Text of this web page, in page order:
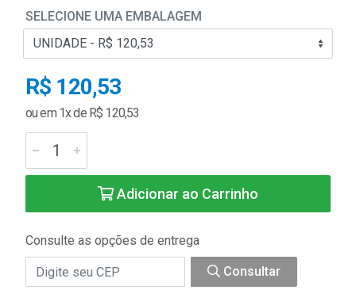
SELECIONE UMA EMBALAGEM
R$ 120,53
ou em 1x de R$ 120,53
Adicionar ao Carrinho
Consulte as opções de entrega
Consultar